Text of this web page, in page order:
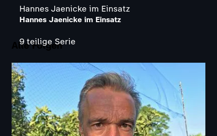
Alle Folgen
Hannes Jaenicke im Einsatz
Hannes Jaenicke im Einsatz
9 teilige Serie